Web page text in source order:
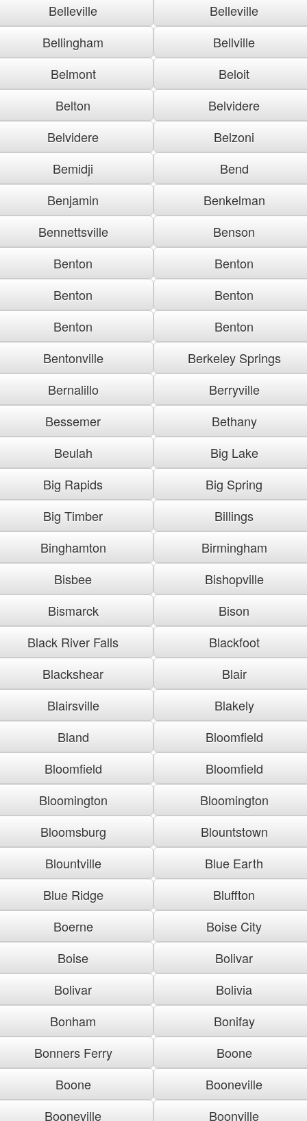
Belleville
Belleville
Bellingham
Bellville
Belmont
Beloit
Belton
Belvidere
Belvidere
Belzoni
Bemidji
Bend
Benjamin
Benkelman
Bennettsville
Benson
Benton
Benton
Benton
Benton
Benton
Benton
Bentonville
Berkeley Springs
Bernalillo
Berryville
Bessemer
Bethany
Beulah
Big Lake
Big Rapids
Big Spring
Big Timber
Billings
Binghamton
Birmingham
Bisbee
Bishopville
Bismarck
Bison
Black River Falls
Blackfoot
Blackshear
Blair
Blairsville
Blakely
Bland
Bloomfield
Bloomfield
Bloomfield
Bloomington
Bloomington
Bloomsburg
Blountstown
Blountville
Blue Earth
Blue Ridge
Bluffton
Boerne
Boise City
Boise
Bolivar
Bolivar
Bolivia
Bonham
Bonifay
Bonners Ferry
Boone
Boone
Booneville
Booneville
Boonville